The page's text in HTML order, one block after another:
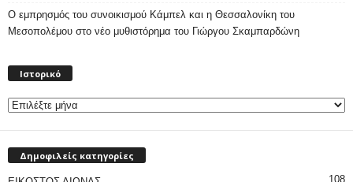
Ο εμπρησμός του συνοικισμού Κάμπελ και η Θεσσαλονίκη του
Μεσοπολέμου στο νέο μυθιστόρημα του Γιώργου Σκαμπαρδώνη
Ιστορικό
Δημοφιλείς κατηγορίες
108